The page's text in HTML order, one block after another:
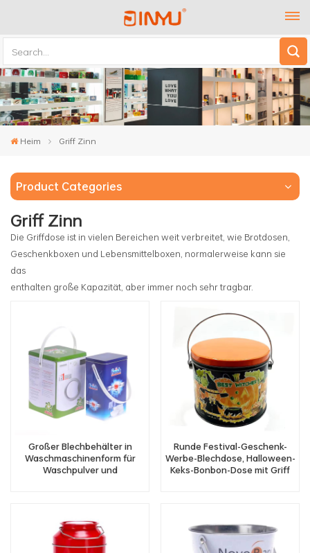
Heim Griff Zinn
Product Categories
Griff Zinn
Die Griffdose ist in vielen Bereichen weit verbreitet, wie Brotdosen,
Geschenkboxen und Lebensmittelboxen, normalerweise kann sie
das
enthalten große Kapazität, aber immer noch sehr tragbar.
Großer Blechbehälter in
Waschmaschinenform für
Waschpulver und
Runde Festival-Geschenk-
Werbe-Blechdose, Halloween-
Keks-Bonbon-Dose mit Griff